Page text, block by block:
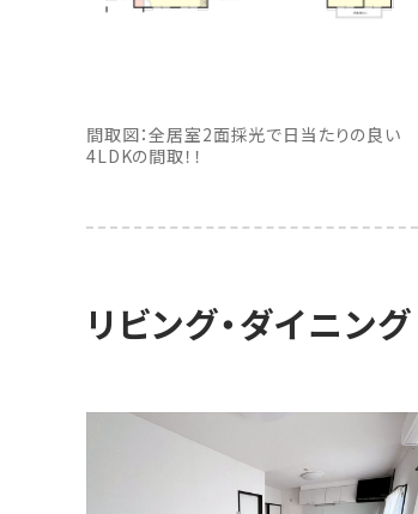
間取図：全居室2面採光で日当たりの良い
4LDKの間取！！
リビング・ダイニング